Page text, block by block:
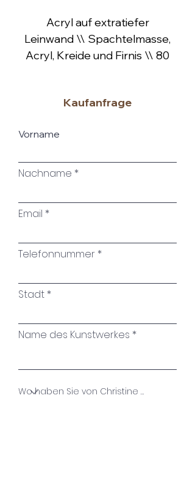
Acryl auf extratiefer
Leinwand \\ Spachtelmasse,
Acryl, Kreide und Firnis \\ 80
handgefertigtem
Eichenholz natur \\ 2025
Kaufanfrage
Vorname
Nachname
Email
Telefonnummer
Stadt
Name des Kunstwerkes